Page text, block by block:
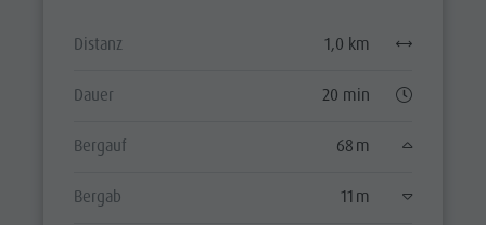
Distanz 1,0 km
Dauer 20 min
Bergauf 68 m
Bergab 11 m